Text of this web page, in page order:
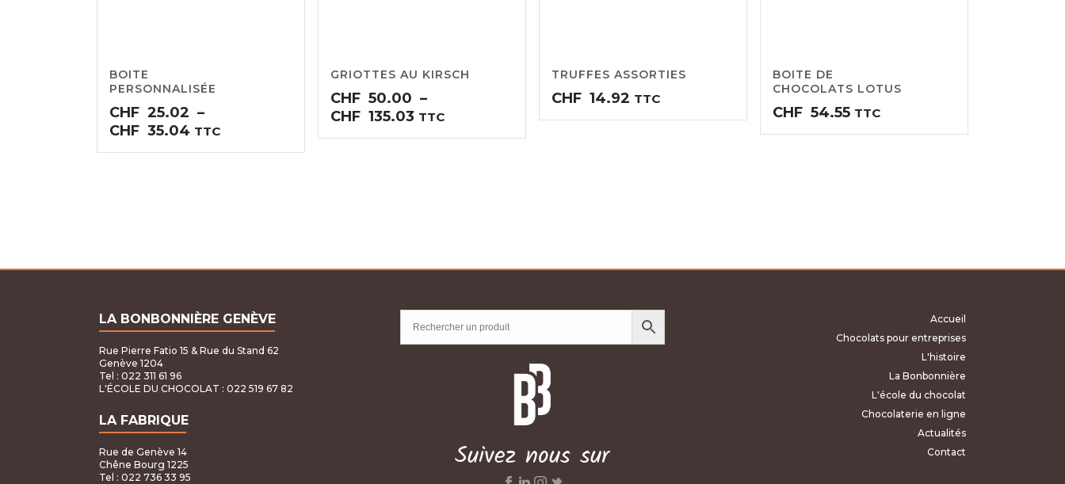
BOITE
PERSONNALISÉE
CHF 25.02 –
CHF 35.04 Plage
de
TTC
GRIOTTES AU KIRSCH
CHF 50.00 –
CHF 135.03 Plage
de
TTC
TRUFFES ASSORTIES
CHF 14.92 TTC
BOITE DE
CHOCOLATS LOTUS
CHF 54.55 TTC
LA BONBONNIÈRE GENÈVE
Rue Pierre Fatio 15 & Rue du Stand 62
Genève 1204
Tel : 022 311 61 96
L'ÉCOLE DU CHOCOLAT : 022 519 67 82
LA FABRIQUE
Rue de Genève 14
Chêne Bourg 1225
Tel : 022 736 33 95
Suivez nous sur
Accueil
Chocolats pour entreprises
L'histoire
La Bonbonnière
L'école du chocolat
Chocolaterie en ligne
Actualités
Contact